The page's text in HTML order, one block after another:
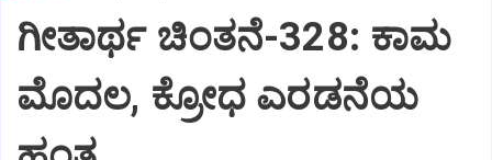
ಗೀತಾರ್ಥ ಚಿಂತನೆ-328: ಕಾಮ
ಮೊದಲ, ಕ್ರೋಧ ಎರಡನೆಯ